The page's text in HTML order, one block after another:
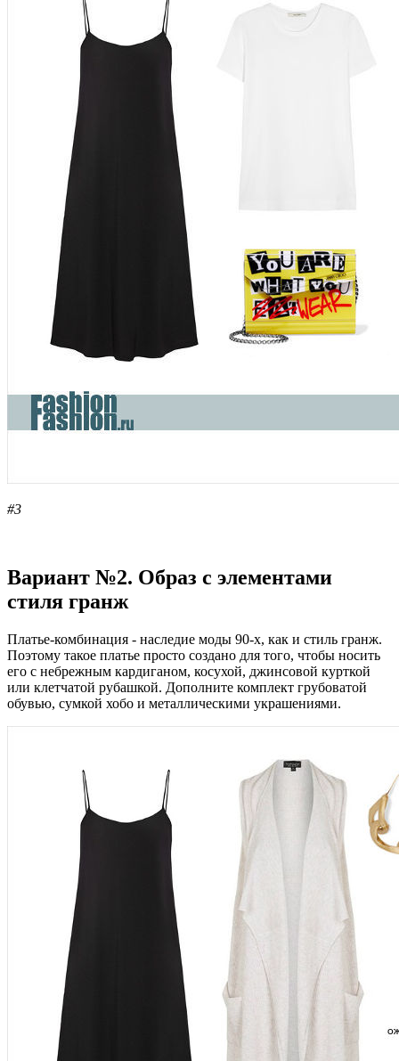
#3
Вариант №2. Образ с элементами
стиля гранж
Платье-комбинация - наследие моды 90-х, как и стиль гранж.
Поэтому такое платье просто создано для того, чтобы носить
его с небрежным кардиганом, косухой, джинсовой курткой
или клетчатой рубашкой. Дополните комплект грубоватой
обувью, сумкой хобо и металлическими украшениями.